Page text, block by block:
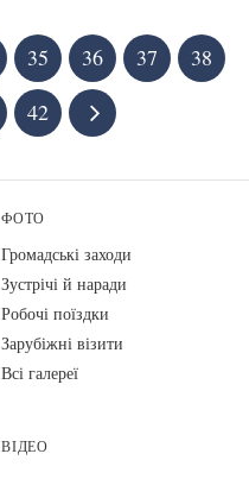
35 36 37
38
42
ФОТО
Громадські заходи
Зустрічі й наради
Робочі поїздки
Зарубіжні візити
Всі галереї
ВІДЕО